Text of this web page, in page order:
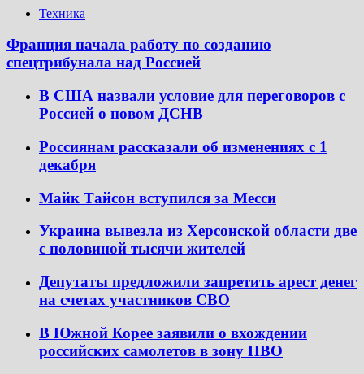
Техника
Франция начала работу по созданию
спецтрибунала над Россией
В США назвали условие для переговоров с
Россией о новом ДСНВ
Россиянам рассказали об изменениях с 1
декабря
Майк Тайсон вступился за Месси
Украина вывезла из Херсонской области две
с половиной тысячи жителей
Депутаты предложили запретить арест денег
на счетах участников СВО
В Южной Корее заявили о вхождении
российских самолетов в зону ПВО